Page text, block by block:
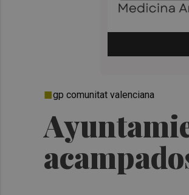
gp comunitat valenciana